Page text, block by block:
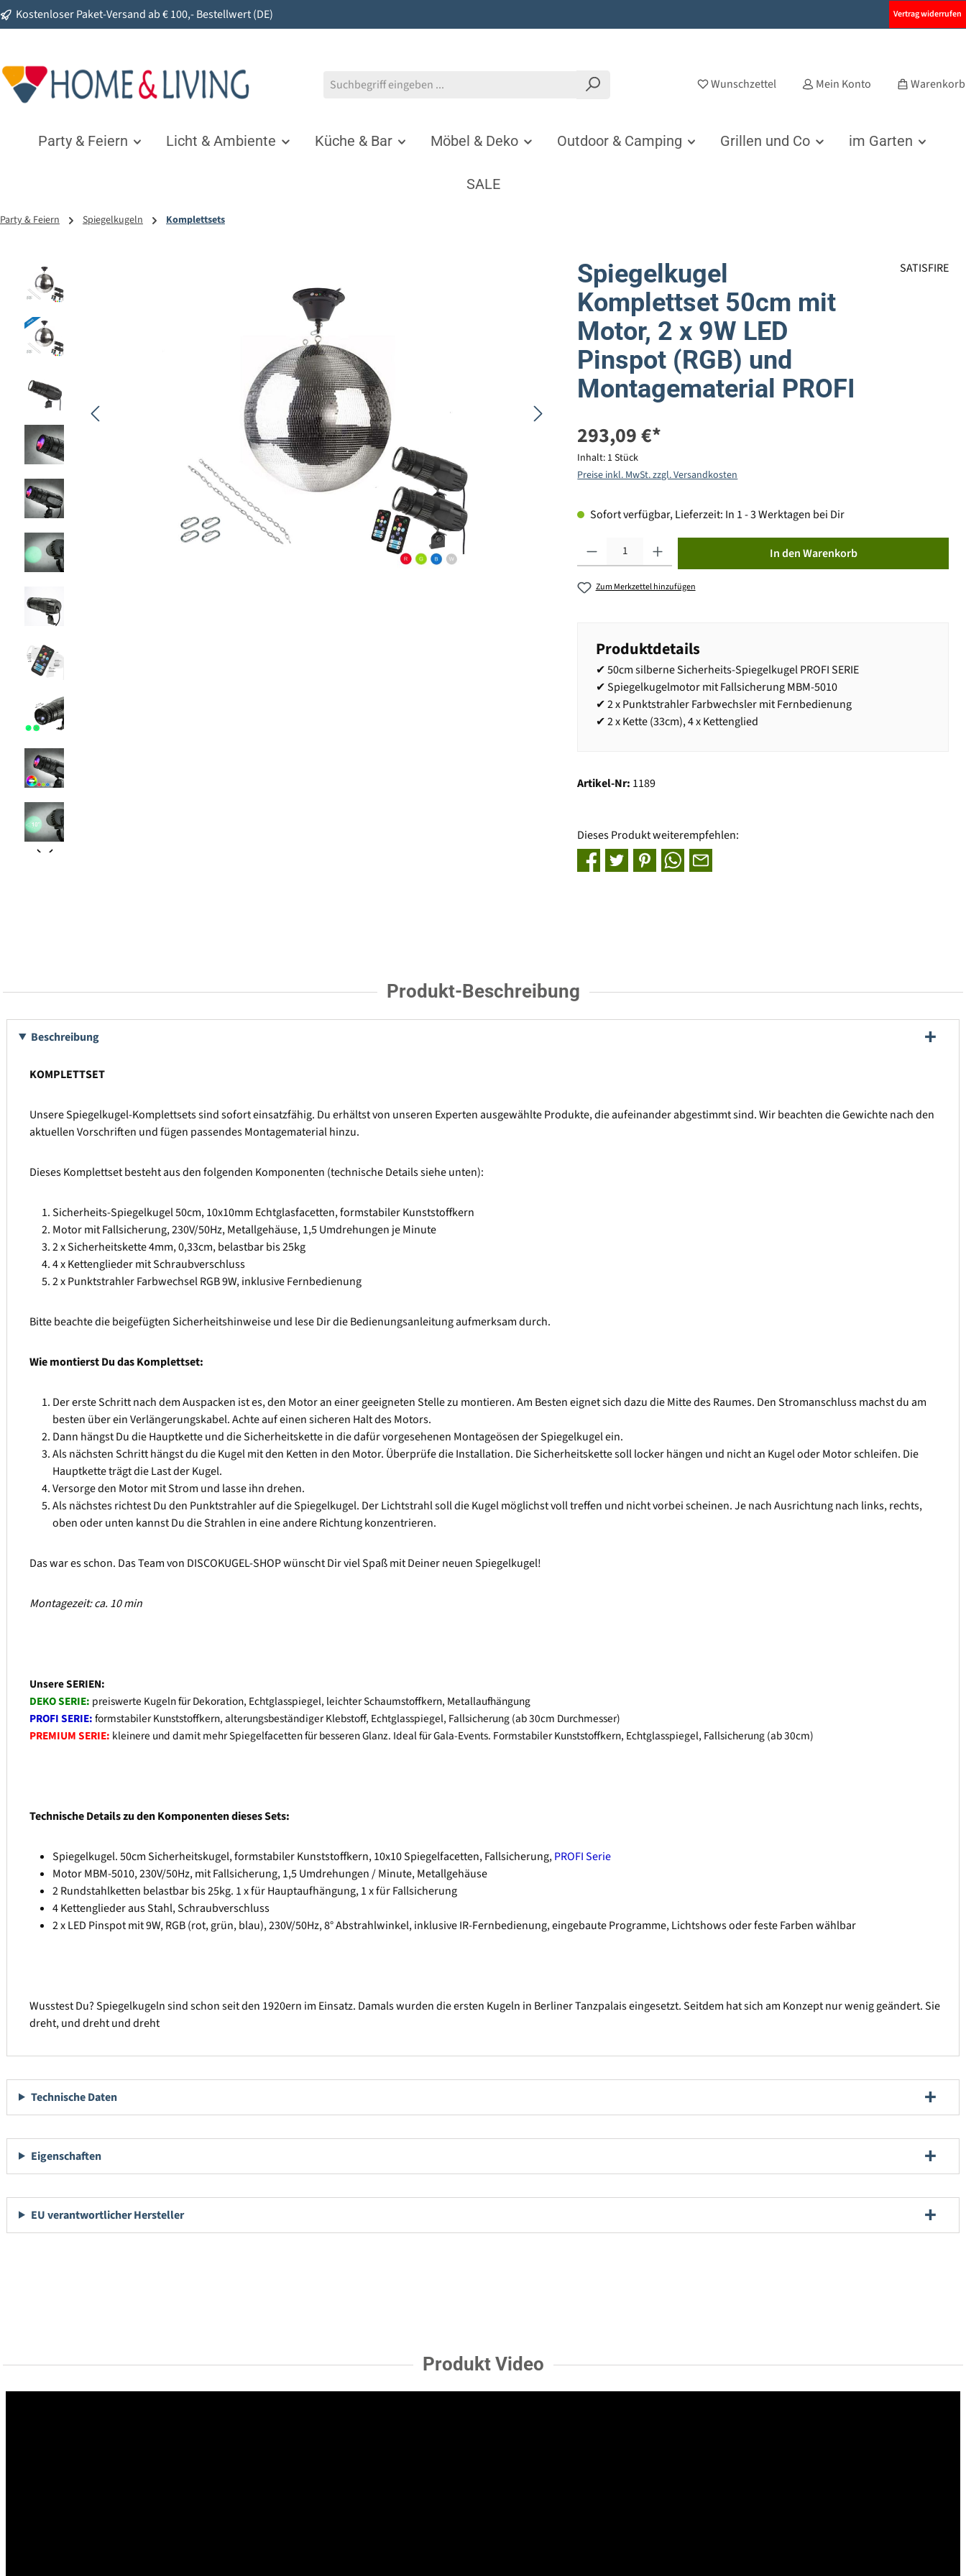
Zur Hauptnavigation springen
Kostenloser Paket-Versand ab € 100,- Bestellwert (DE) Vertrag widerrufen
Wunschzettel Mein Konto Warenkorb
Party & Feiern Licht & Ambiente Küche & Bar Möbel & Deko Outdoor & Camping Grillen und Co im Garten
SALE
Party & Feiern Spiegelkugeln Komplettsets
Bildergalerie überspringen
Spiegelkugel
Komplettset 50cm mit
Motor, 2 x 9W LED
Pinspot (RGB) und
Montagematerial PROFI
SATISFIRE
293,09 €*
Inhalt: 1 Stück
Preise inkl. MwSt. zzgl. Versandkosten
Sofort verfügbar, Lieferzeit: In 1 - 3 Werktagen bei Dir
In den Warenkorb
Zum Merkzettel hinzufügen
Produktdetails
✔ 50cm silberne Sicherheits-Spiegelkugel PROFI SERIE
✔ Spiegelkugelmotor mit Fallsicherung MBM-5010
✔ 2 x Punktstrahler Farbwechsler mit Fernbedienung
✔ 2 x Kette (33cm), 4 x Kettenglied
Artikel-Nr: 1189
Dieses Produkt weiterempfehlen:
Produkt-Beschreibung
Beschreibung
KOMPLETTSET
Unsere Spiegelkugel-Komplettsets sind sofort einsatzfähig. Du erhältst von unseren Experten ausgewählte Produkte, die aufeinander abgestimmt sind. Wir beachten die Gewichte nach den
aktuellen Vorschriften und fügen passendes Montagematerial hinzu.
Dieses Komplettset besteht aus den folgenden Komponenten (technische Details siehe unten):
Sicherheits-Spiegelkugel 50cm, 10x10mm Echtglasfacetten, formstabiler Kunststoffkern
Motor mit Fallsicherung, 230V/50Hz, Metallgehäuse, 1,5 Umdrehungen je Minute
2 x Sicherheitskette 4mm, 0,33cm, belastbar bis 25kg
4 x Kettenglieder mit Schraubverschluss
2 x Punktstrahler Farbwechsel RGB 9W, inklusive Fernbedienung
Bitte beachte die beigefügten Sicherheitshinweise und lese Dir die Bedienungsanleitung aufmerksam durch.
Wie montierst Du das Komplettset:
Der erste Schritt nach dem Auspacken ist es, den Motor an einer geeigneten Stelle zu montieren. Am Besten eignet sich dazu die Mitte des Raumes. Den Stromanschluss machst du am
besten über ein Verlängerungskabel. Achte auf einen sicheren Halt des Motors.
Dann hängst Du die Hauptkette und die Sicherheitskette in die dafür vorgesehenen Montageösen der Spiegelkugel ein.
Als nächsten Schritt hängst du die Kugel mit den Ketten in den Motor. Überprüfe die Installation. Die Sicherheitskette soll locker hängen und nicht an Kugel oder Motor schleifen. Die
Hauptkette trägt die Last der Kugel.
Versorge den Motor mit Strom und lasse ihn drehen.
Als nächstes richtest Du den Punktstrahler auf die Spiegelkugel. Der Lichtstrahl soll die Kugel möglichst voll treffen und nicht vorbei scheinen. Je nach Ausrichtung nach links, rechts,
oben oder unten kannst Du die Strahlen in eine andere Richtung konzentrieren.
Das war es schon. Das Team von DISCOKUGEL-SHOP wünscht Dir viel Spaß mit Deiner neuen Spiegelkugel!
Montagezeit: ca. 10 min
Unsere SERIEN:
DEKO SERIE: preiswerte Kugeln für Dekoration, Echtglasspiegel, leichter Schaumstoffkern, Metallaufhängung
PROFI SERIE:formstabiler Kunststoffkern, alterungsbeständiger Klebstoff, Echtglasspiegel, Fallsicherung (ab 30cm Durchmesser)
PREMIUM SERIE: kleinere und damit mehr Spiegelfacetten für besseren Glanz. Ideal für Gala-Events. Formstabiler Kunststoffkern, Echtglasspiegel, Fallsicherung (ab 30cm)
Technische Details zu den Komponenten dieses Sets:
Spiegelkugel. 50cm Sicherheitskugel, formstabiler Kunststoffkern, 10x10 Spiegelfacetten, Fallsicherung,PROFI Serie
Motor MBM-5010, 230V/50Hz, mit Fallsicherung, 1,5 Umdrehungen / Minute, Metallgehäuse
2 Rundstahlketten belastbar bis 25kg. 1 x für Hauptaufhängung, 1 x für Fallsicherung
4 Kettenglieder aus Stahl, Schraubverschluss
2 x LED Pinspot mit 9W, RGB (rot, grün, blau), 230V/50Hz, 8° Abstrahlwinkel, inklusive IR-Fernbedienung, eingebaute Programme, Lichtshows oder feste Farben wählbar
Wusstest Du? Spiegelkugeln sind schon seit den 1920ern im Einsatz. Damals wurden die ersten Kugeln in Berliner Tanzpalais eingesetzt. Seitdem hat sich am Konzept nur wenig geändert. Sie
dreht, und dreht und dreht
Technische Daten
Eigenschaften
EU verantwortlicher Hersteller
Produkt Video